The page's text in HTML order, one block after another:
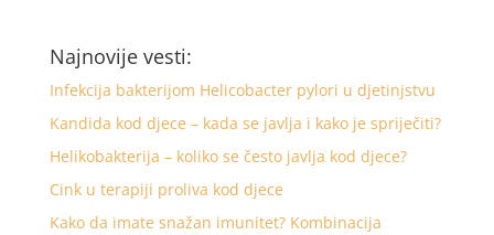
Najnovije vesti:
Infekcija bakterijom Helicobacter pylori u djetinjstvu
Kandida kod djece – kada se javlja i kako je spriječiti?
Helikobakterija – koliko se često javlja kod djece?
Cink u terapiji proliva kod djece
Kako da imate snažan imunitet? Kombinacija